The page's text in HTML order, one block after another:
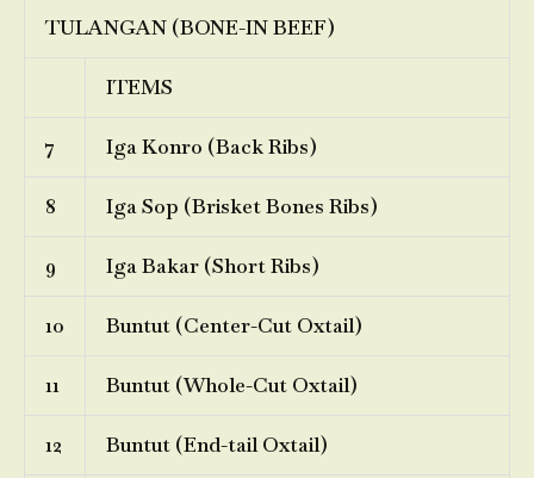
TULANGAN (BONE-IN BEEF)
ITEMS
7 Iga Konro (Back Ribs)
8 Iga Sop (Brisket Bones Ribs)
9 Iga Bakar (Short Ribs)
10 Buntut (Center-Cut Oxtail)
11 Buntut (Whole-Cut Oxtail)
12 Buntut (End-tail Oxtail)